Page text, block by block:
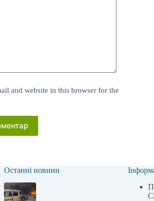
and website in this browser for the
Останні новини